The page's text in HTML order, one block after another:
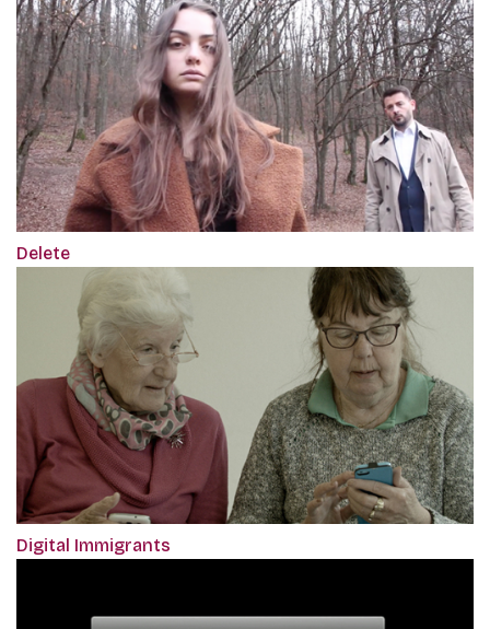
Delete
Digital Immigrants